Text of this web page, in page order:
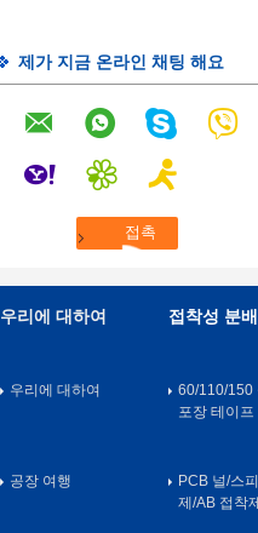
제가 지금 온라인 채팅 해요
우리에 대하여
우리에 대하여
공장 여행
접착성 분
60/110/150
포장 테이프
PCB 널/스
제/AB 접착